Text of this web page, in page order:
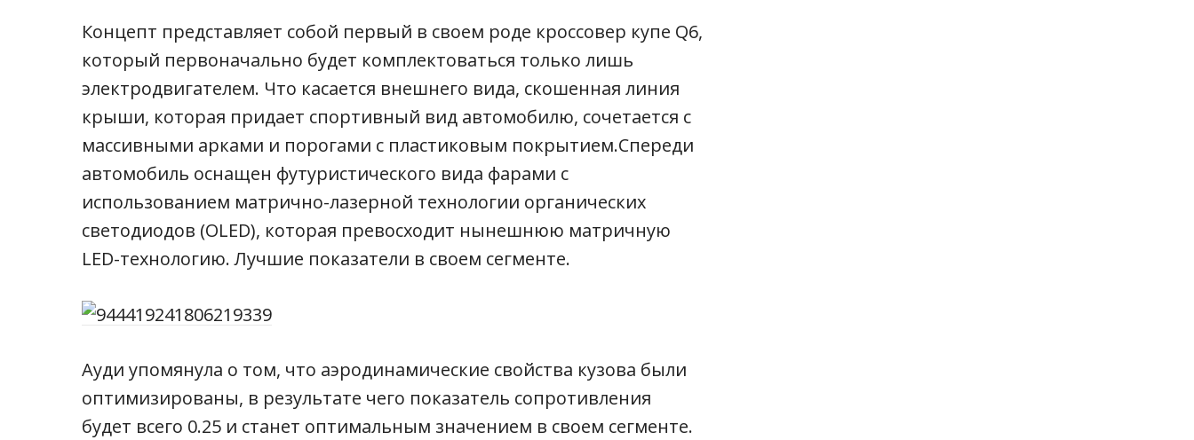
Концепт представляет собой первый в своем роде кроссовер купе Q6,
который первоначально будет комплектоваться только лишь
электродвигателем. Что касается внешнего вида, скошенная линия
крыши, которая придает спортивный вид автомобилю, сочетается с
массивными арками и порогами с пластиковым покрытием.Спереди
автомобиль оснащен футуристического вида фарами с
использованием матрично-лазерной технологии органических
светодиодов (OLED), которая превосходит нынешнюю матричную
LED-технологию. Лучшие показатели в своем сегменте.
Ауди упомянула о том, что аэродинамические свойства кузова были
оптимизированы, в результате чего показатель сопротивления
будет всего 0.25 и станет оптимальным значением в своем сегменте.